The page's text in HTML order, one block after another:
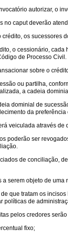
autorizar, o
no caput deverão
crédito, os sucessores
o cessionário,
de Processo Civil.
sobre o
ou partilha,
a cadeia
dominial de
da
veiculada através
poderão ser
de conciliação,
a serem objeto de uma
que tratam os
políticas de
pelos credores
fixo;